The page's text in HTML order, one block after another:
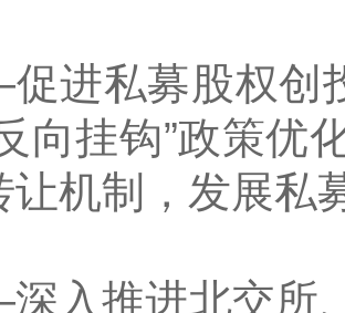
进私募股权创
向挂钩”政策优
让机制，发展私
入推进北交所